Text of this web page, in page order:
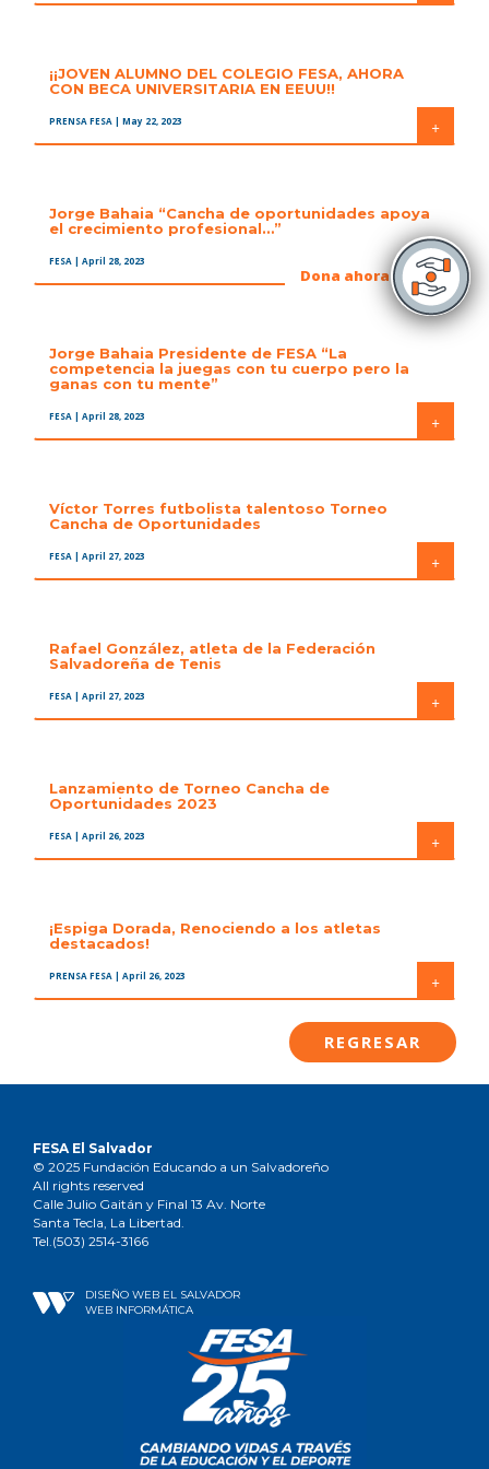
Dona ahora
¡¡JOVEN ALUMNO DEL COLEGIO FESA, AHORA
CON BECA UNIVERSITARIA EN EEUU!!
PRENSA FESA | May 22, 2023 +
Jorge Bahaia “Cancha de oportunidades apoya
el crecimiento profesional…”
FESA | April 28, 2023 +
Jorge Bahaia Presidente de FESA “La
competencia la juegas con tu cuerpo pero la
ganas con tu mente”
FESA | April 28, 2023 +
Víctor Torres futbolista talentoso Torneo
Cancha de Oportunidades
FESA | April 27, 2023 +
Rafael González, atleta de la Federación
Salvadoreña de Tenis
FESA | April 27, 2023 +
Lanzamiento de Torneo Cancha de
Oportunidades 2023
FESA | April 26, 2023 +
¡Espiga Dorada, Renociendo a los atletas
destacados!
PRENSA FESA | April 26, 2023 +
REGRESAR
FESA El Salvador
© 2025 Fundación Educando a un Salvadoreño
All rights reserved
Calle Julio Gaitán y Final 13 Av. Norte
Santa Tecla, La Libertad.
Tel.(503) 2514-3166
DISEÑO WEB EL SALVADOR
WEB INFORMÁTICA